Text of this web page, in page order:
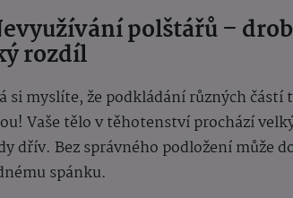
polštářů –
rozdíl
si myslíte, že podkládání různých částí
Vaše tělo v těhotenství prochází
dřív. Bez správného podložení může
spánku.